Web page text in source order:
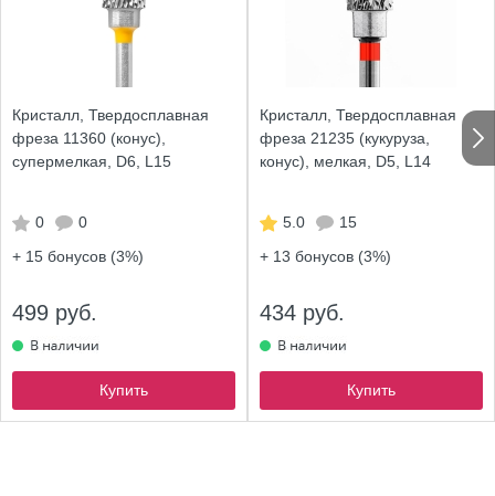
Кристалл, Твердосплавная
фреза 11360 (конус),
супермелкая, D6, L15
0
0
+ 15 бонусов (3%)
499 руб.
Купить
Кристалл, Твердосплавная
фреза 21235 (кукуруза,
конус), мелкая, D5, L14
5.0
15
+ 13 бонусов (3%)
434 руб.
Купить